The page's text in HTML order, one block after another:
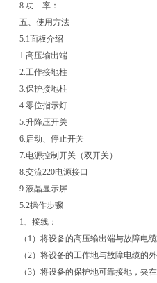
8.功 率：
五、使用方法
5.1面板介绍
1.高压输出端
2.工作接地柱
3.保护接地柱
4.零位指示灯
5.升降压开关
6.启动、停止开关
7.电源控制开关（双开关）
8.交流220电源接口
9.液晶显示屏
5.2操作步骤
1、接线：
（1）将设备的高压输出端与故障电
（2）将设备的工作地与故障电缆的
（3）将设备的保护地可靠接地，夹